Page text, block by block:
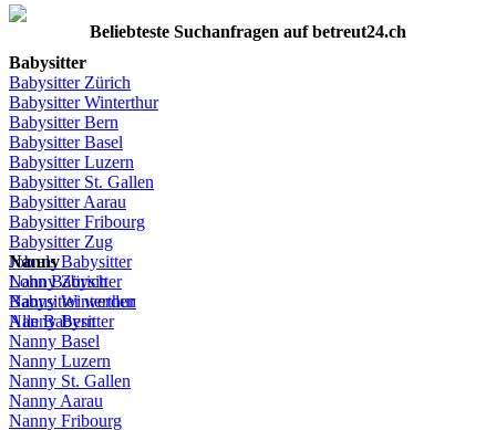
Beliebteste Suchanfragen aufbetreut24.ch
Babysitter
Babysitter Zürich
Babysitter Winterthur
Babysitter Bern
Babysitter Basel
BabysitterLuzern
Babysitter St. Gallen
BabysitterAarau
BabysitterFribourg
Babysitter Zug
JobalsBabysitter
LohnBabysitter
Babysitterwerden
Alle Babysitter
Nanny
NannyZürich
Nanny Winterthur
Nanny Bern
Nanny Basel
Nanny Luzern
Nanny St. Gallen
Nanny Aarau
Nanny Fribourg